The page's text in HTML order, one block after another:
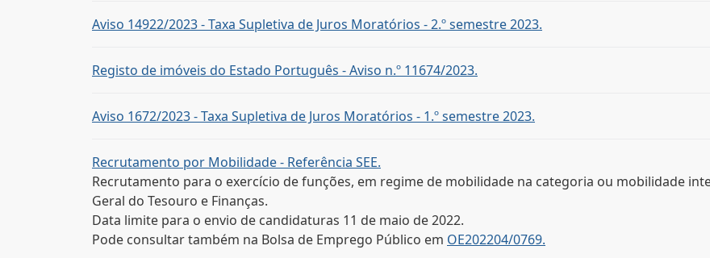
Aviso 14922/2023 - Taxa Supletiva de Juros Moratórios - 2.º semestre 2023.
Registo de imóveis do Estado Português - Aviso n.º 11674/2023.
Aviso 1672/2023 - Taxa Supletiva de Juros Moratórios - 1.º semestre 2023.
Recrutamento por Mobilidade - Referência SEE.
Recrutamento para o exercício de funções, em regime de mobilidade na categoria ou mobilidade
Geral do Tesouro e Finanças.
Data limite para o envio de candidaturas 11 de maio de 2022.
Pode consultar também na Bolsa de Emprego Público em OE202204/0769.